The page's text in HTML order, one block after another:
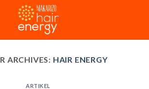
ARCHIVES: HAIR ENERGY
ARTIKEL